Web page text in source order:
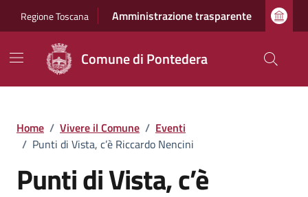
Regione Toscana Amministrazione trasparente
Comune di Pontedera
Home / Vivere il Comune / Eventi
/ Punti di Vista, c’è Riccardo Nencini
Punti di Vista, c’è